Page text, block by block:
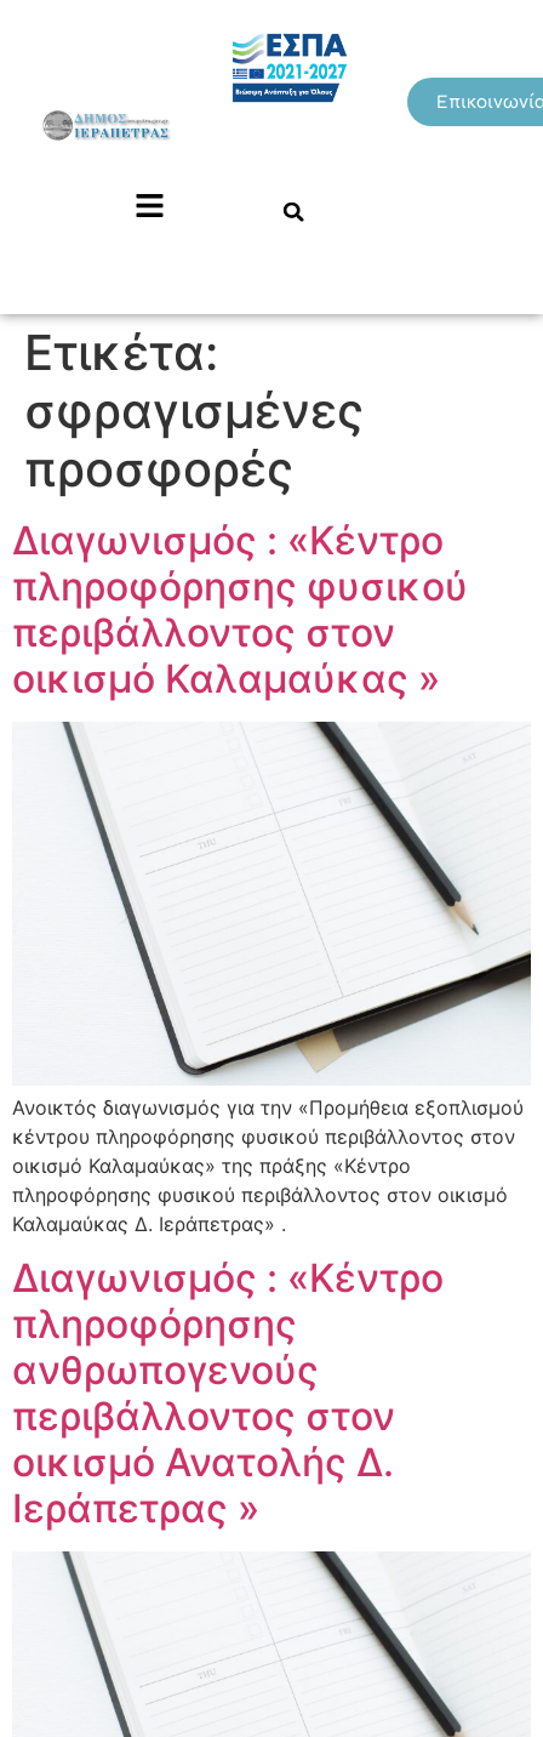
Ετικέτα:
σφραγισμένες
προσφορές
Διαγωνισμός : «Κέντρο
πληροφόρησης φυσικού
περιβάλλοντος στον
οικισμό Καλαμαύκας »
Ανοικτός διαγωνισμός για την «Προμήθεια εξοπλισμού
κέντρου πληροφόρησης φυσικού περιβάλλοντος στον
οικισμό Καλαμαύκας» της πράξης «Κέντρο
πληροφόρησης φυσικού περιβάλλοντος στον οικισμό
Καλαμαύκας Δ. Ιεράπετρας» .
Διαγωνισμός : «Κέντρο
πληροφόρησης
ανθρωπογενούς
περιβάλλοντος στον
οικισμό Ανατολής Δ.
Ιεράπετρας »